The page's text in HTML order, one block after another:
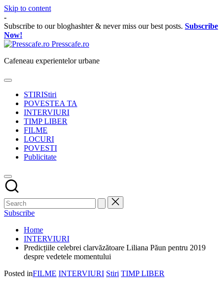
Skip to content
-
Subscribe to our bloghashter & never miss our best posts. Subscribe
Now!
Presscafe.ro
Cafeneau experientelor urbane
STIRIStiri
POVESTEA TA
INTERVIURI
TIMP LIBER
FILME
LOCURI
POVESTI
Publicitate
Subscribe
Home
INTERVIURI
Predicțiile celebrei clarvăzătoare Liliana Păun pentru 2019
despre vedetele momentului
Posted inFILME INTERVIURI Stiri TIMP LIBER